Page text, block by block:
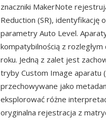
znaczniki MakerNote
Reduction (SR),
parametry Auto Level.
kompatybilnością z
roku. Jedną z zalet jest
tryby Custom Image aparatu
przechowywane jako
eksplorować różne
oryginalna rejestracja z